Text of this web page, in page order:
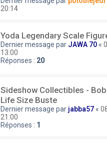
20:14
Yoda Legendary Scale
Dernier message par JAWA 70 «
13:00
Réponses : 20
Sideshow Collectibles -
Life Size Buste
Dernier message par jabba57 «
21:00
Réponses : 1